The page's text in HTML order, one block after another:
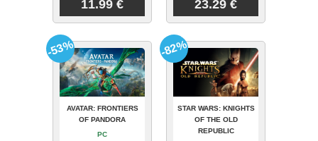
11.99 € 23.29 €
AVATAR: FRONTIERS
OF PANDORA
PC
-53%
STAR WARS: KNIGHTS
OF THE OLD
REPUBLIC
-82%